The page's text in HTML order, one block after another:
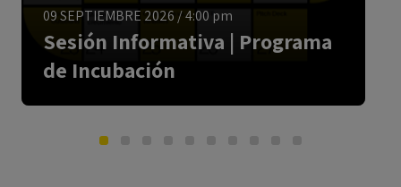
09 SEPTIEMBRE 2026 /4:00 pm
Sesión Informativa | Programa
de Incubación